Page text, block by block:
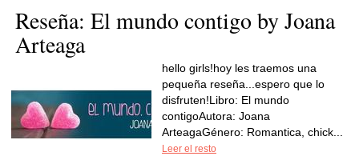
Reseña: El mundo contigo by Joana
Arteaga
hello girls!hoy les traemos una
pequeña reseña...espero que lo
disfruten!Libro: El mundo
contigoAutora: Joana
ArteagaGénero: Romantica, chick...
Leer el resto